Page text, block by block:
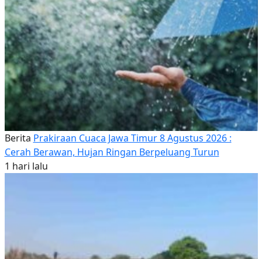
Berita Prakiraan Cuaca Jawa Timur 8 Agustus 2026 :
Cerah Berawan, Hujan Ringan Berpeluang Turun
1 hari lalu